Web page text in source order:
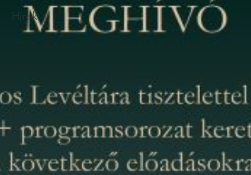
Hírek